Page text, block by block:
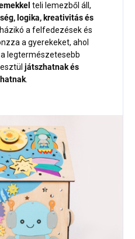
teli lemezből áll,
logika, kreativitás és
a felfedezések és
a gyerekeket, ahol
legtermészetesebb
játszhatnak és
.